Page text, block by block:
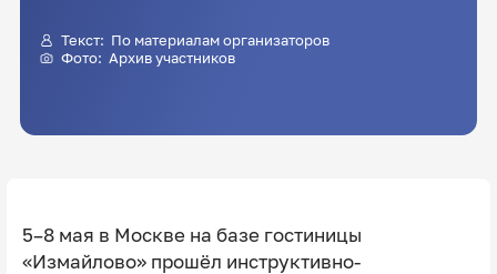
Текст: По материалам организаторов
Фото: Архив участников
5–8 мая в Москве на базе гостиницы
«Измайлово» прошёл инструктивно-